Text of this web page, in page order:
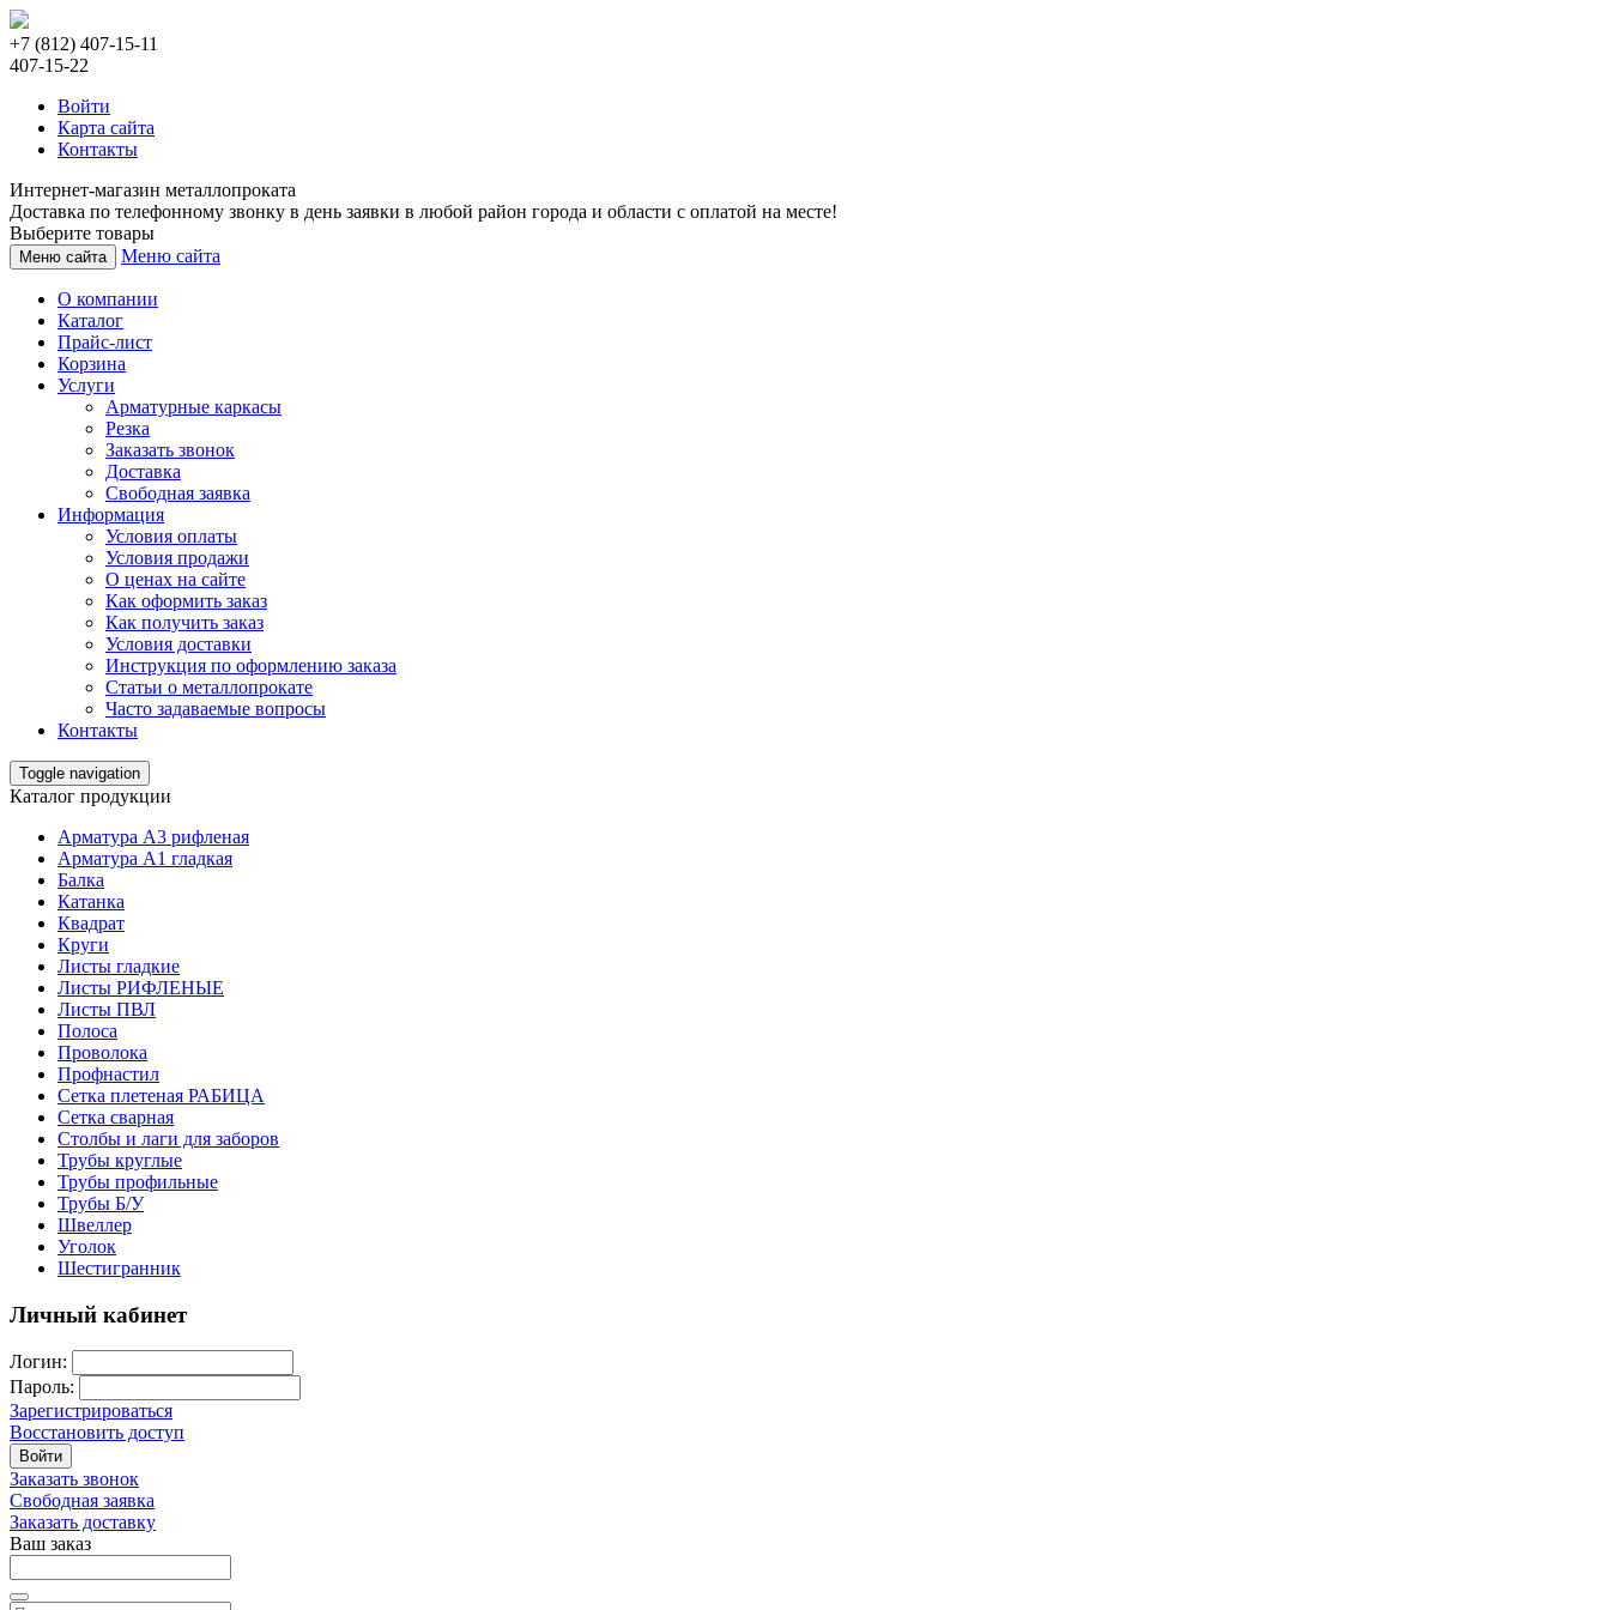
+7 (812) 407-15-11
407-15-22
Войти
Карта сайта
Контакты
Интернет-магазин металлопроката
Доставка по телефонному звонку в день заявки в любой район города и области с оплатой на месте!
Выберите товары
Меню сайта Меню сайта
О компании
Каталог
Прайс-лист
Корзина
Услуги
Арматурные каркасы
Резка
Заказать звонок
Доставка
Свободная заявка
Информация
Условия оплаты
Условия продажи
О ценах на сайте
Как оформить заказ
Как получить заказ
Условия доставки
Инструкция по оформлению заказа
Статьи о металлопрокате
Часто задаваемые вопросы
Контакты
Toggle navigation
Каталог продукции
Арматура А3 рифленая
Арматура А1 гладкая
Балка
Катанка
Квадрат
Круги
Листы гладкие
Листы РИФЛЕНЫЕ
Листы ПВЛ
Полоса
Проволока
Профнастил
Сетка плетеная РАБИЦА
Сетка сварная
Столбы и лаги для заборов
Трубы круглые
Трубы профильные
Трубы Б/У
Швеллер
Уголок
Шестигранник
Личный кабинет
Логин:
Пароль:
Зарегистрироваться
Восстановить доступ
Войти
Заказать звонок
Свободная заявка
Заказать доставку
Ваш заказ